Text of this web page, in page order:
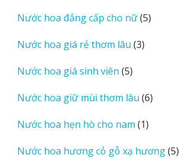
Nước hoa đẳng cấp cho nữ 55
Nước hoa giá rẻ thơm lâu 33
Nước hoa giá sinh viên 55
phẩm
Nước hoa giữ mùi thơm lâu 66
Nước hoa hẹn hò cho nam 11
phẩm
Nước hoa hương cỏ gỗ xạ hương 55